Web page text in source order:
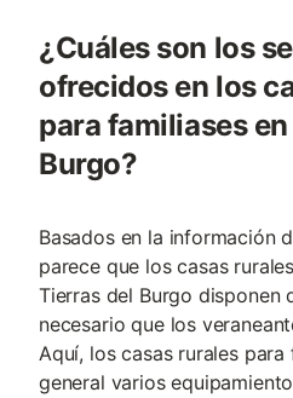
¿Cuáles son los
ofrecidos en los
para familiases
Burgo?
Basados en la información
parece que los casas
Tierras del Burgo disponen
necesario que los
Aquí, los casas rurales
general varios